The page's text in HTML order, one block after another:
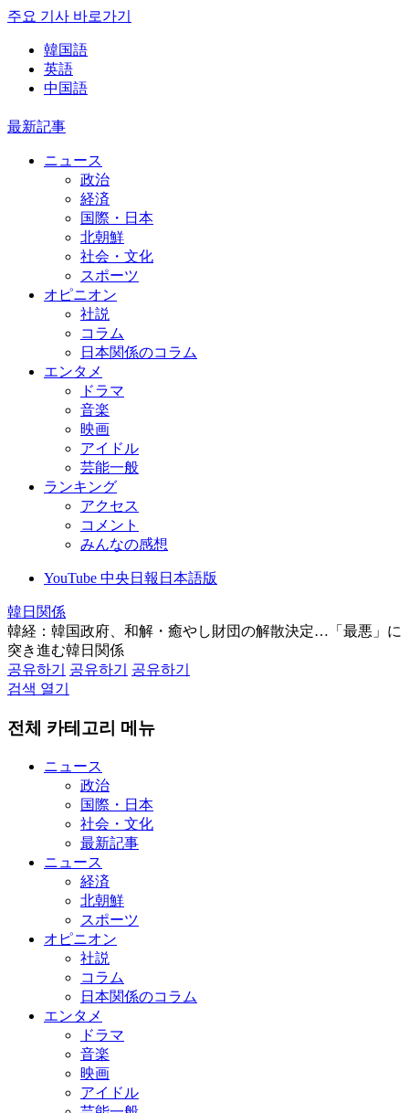
주요 기사 바로가기
韓国語
英語
中国語
最新記事
ニュース
政治
経済
国際・日本
北朝鮮
社会・文化
スポーツ
オピニオン
社説
コラム
日本関係のコラム
エンタメ
ドラマ
音楽
映画
アイドル
芸能一般
ランキング
アクセス
コメント
みんなの感想
YouTube 中央日報日本語版
韓日関係
韓経：韓国政府、和解・癒やし財団の解散決定…「最悪」に
突き進む韓日関係
공유하기
공유하기
공유하기
검색 열기
전체 카테고리 메뉴
ニュース
政治
国際・日本
社会・文化
最新記事
ニュース
経済
北朝鮮
スポーツ
オピニオン
社説
コラム
日本関係のコラム
エンタメ
ドラマ
音楽
映画
アイドル